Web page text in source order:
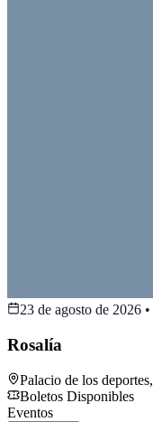
23 de agosto de 2026 •
Rosalía
Palacio de los deportes,
Boletos Disponibles
Eventos